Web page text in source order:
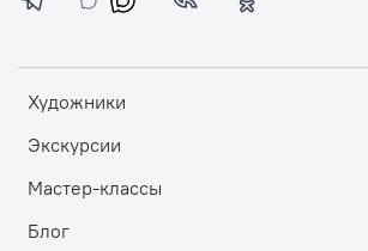
Художники
Экскурсии
Мастер-классы
Блог